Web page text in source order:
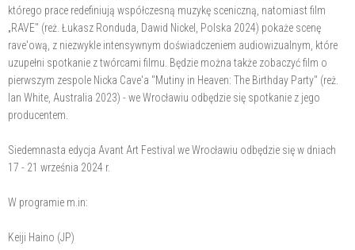
którego prace redefiniują współczesną muzykę sceniczną, natomiast film
„RAVE" (reż. Łukasz Ronduda, Dawid Nickel, Polska 2024) pokaże scenę
rave'ową, z niezwykle intensywnym doświadczeniem audiowizualnym, które
uzupełni spotkanie z twórcami filmu. Będzie można także zobaczyć film o
pierwszym zespole Nicka Cave'a "Mutiny in Heaven: The Birthday Party" (reż.
Ian White, Australia 2023) - we Wrocławiu odbędzie się spotkanie z jego
producentem.
Siedemnasta edycja Avant Art Festival we Wrocławiu odbędzie się w dniach
17 - 21 września 2024 r.
W programie m.in:
Keiji Haino (JP)